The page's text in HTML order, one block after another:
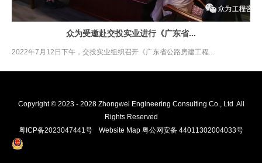
众为受邀赴交投实业进行《广东省...
2022年7月12日下午，交投实业组织召开《广东省公路房建工程...
Copyright © 2023 - 2028 Zhongwei Engineering Consulting Co., Ltd All
Rights Reserved
粤ICP备2023047441号
Website Map 粤公网安备 44011302004033号